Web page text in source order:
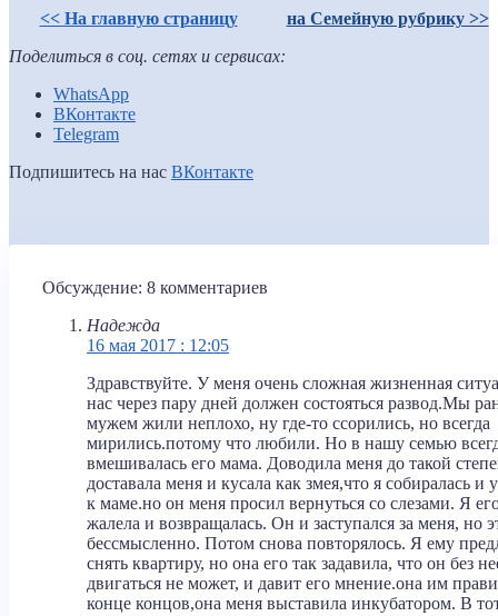
<< На главную страницу
на Семейную рубрику >>
Поделиться в соц. сетях и сервисах:
WhatsApp
ВКонтакте
Telegram
Подпишитесь на нас ВКонтакте
Обсуждение: 8 комментариев
Надежда
16 мая 2017 : 12:05
Здравствуйте. У меня очень сложная жизненная
нас через пару дней должен состояться развод.Мы
мужем жили неплохо, ну где-то ссорились, но всегда
мирились.потому что любили. Но в нашу семью
вмешивалась его мама. Доводила меня до такой
доставала меня и кусала как змея,что я собиралась и
к маме.но он меня просил вернуться со слезами. Я
жалела и возвращалась. Он и заступался за меня, но
бессмысленно. Потом снова повторялось. Я ему
снять квартиру, но она его так задавила, что он без
двигаться не может, и давит его мнение.она им
конце концов,она меня выставила инкубатором. В